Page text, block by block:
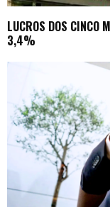
LUCROS DOS CINCO
3,4%